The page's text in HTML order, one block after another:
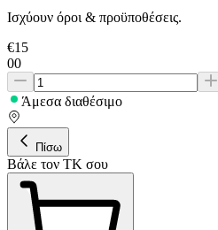
Ισχύουν όροι & προϋποθέσεις.
€15
00
Άμεσα διαθέσιμο
Πίσω
Βάλε τον ΤΚ σου